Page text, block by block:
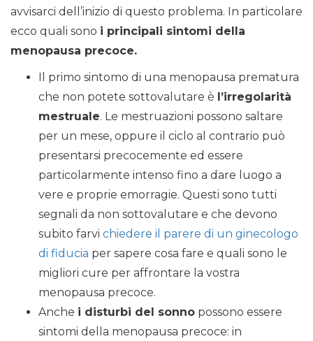
avvisarci dell’inizio di questo problema. In particolare
ecco quali sono i principali sintomi della
menopausa precoce.
Il primo sintomo di una menopausa prematura
che non potete sottovalutare è l’irregolarità
mestruale. Le mestruazioni possono saltare
per un mese, oppure il ciclo al contrario può
presentarsi precocemente ed essere
particolarmente intenso fino a dare luogo a
vere e proprie emorragie. Questi sono tutti
segnali da non sottovalutare e che devono
subito farvi chiedere il parere di un ginecologo
di fiducia per sapere cosa fare e quali sono le
migliori cure per affrontare la vostra
menopausa precoce.
Anche i disturbi del sonno possono essere
sintomi della menopausa precoce: in